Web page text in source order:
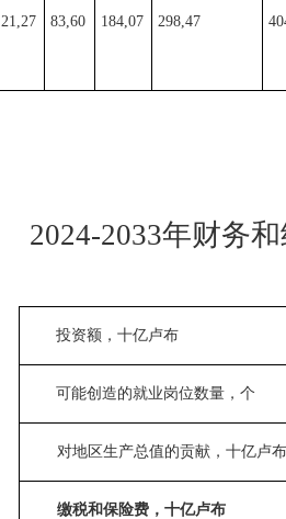
21,27 83,60 184,07 298,47
2024-2033年财务
投资额，十亿卢布
可能创造的就业岗位数量， 个
对地区生产总值的贡献，十亿卢布
缴税和保险费，十亿卢布